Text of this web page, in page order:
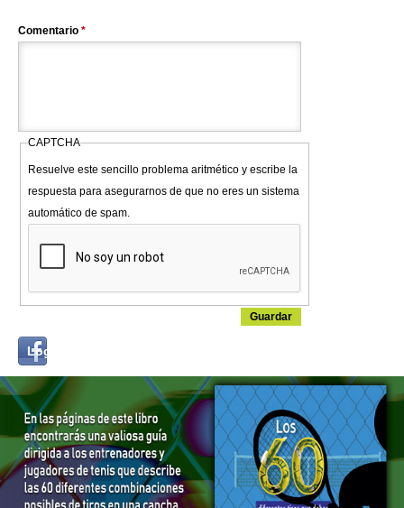
Comentario *
CAPTCHA
Resuelve este sencillo problema aritmético y escribe la
respuesta para asegurarnos de que no eres un sistema
automático de spam.
Log in with...